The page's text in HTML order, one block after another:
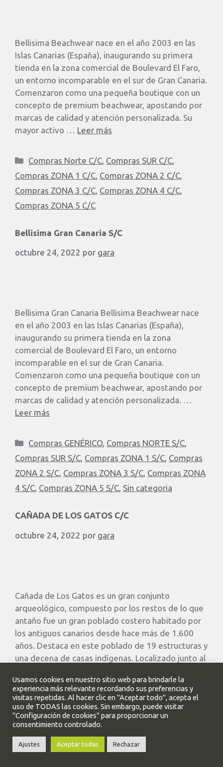
Bellisima Beachwear nace en el año 2003 en las
Islas Canarias (España), inaugurando su primera
tienda en la zona comercial de Boulevard El Faro,
un entorno incomparable en el sur de Gran Canaria.
Comenzaron como una pequeña boutique con un
concepto de premium beachwear, apostando por
marcas de calidad y atención personalizada. Su
mayor activo … Leer más
Compras Norte C/C Compras SUR C/C
Compras ZONA 1 C/C Compras ZONA 2 C/C
Compras ZONA 3 C/C Compras ZONA 4 C/C
Compras ZONA 5 C/C
Bellisima Gran Canaria S/C
octubre 24, 2022 por gara
Bellisima Gran Canaria Bellisima Beachwear nace
en el año 2003 en las Islas Canarias (España),
inaugurando su primera tienda en la zona
comercial de Boulevard El Faro, un entorno
incomparable en el sur de Gran Canaria.
Comenzaron como una pequeña boutique con un
concepto de premium beachwear, apostando por
marcas de calidad y atención personalizada. …
Leer más
Compras GENÉRICO, Compras NORTE S/C,
Compras SUR S/C, Compras ZONA 1 S/C, Compras
ZONA 2 S/C, Compras ZONA 3 S/C, Compras ZONA
4 S/C, Compras ZONA 5 S/C, Sin categoria
CAÑADA DE LOS GATOS C/C
octubre 24, 2022 por gara
Cañada de Los Gatos es un gran conjunto
arqueológico, compuesto por los restos de lo que
antaño fue un gran poblado costero habitado por
los antiguos canarios desde hace más de 1.600
años. Destaca en este poblado de 19 estructuras y
una decena de casas indígenas. Localizado junto al
Actividades Culturales Norte C/C,Actividades
Culturales SUR C/C,Actividades Culturales ZONA 1
Actividades Culturales ZONA 3 C/C
Usamos cookies en nuestro sitio web para brindarle la
experiencia más relevante recordando sus preferencias y
visitas repetidas. Al hacer clic en "Aceptar todo", acepta el
uso de TODAS las cookies. Sin embargo, puede visitar
"Configuración de cookies" para proporcionar un
consentimiento controlado.
Ajustes Aceptar todas Rechazar